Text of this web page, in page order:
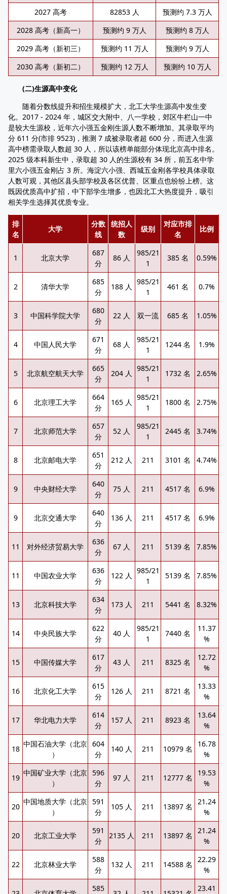
2027 高考
82853 人
预测约 7.3 万人
2028 高考（新高一）
预测约 9 万人
预测约 8 万人
2029 高考（新初三）
预测约 11 万人
预测约 9 万人
2030 高考（新初二）
预测约 12 万人 预测约 10 万人
(二)生源高中变化
随着分数线提升和招生规模扩大，北工大学生源高中发生变
化。2017 - 2024 年，城区交大附中、八一学校，郊区牛栏山一中
是较大生源校，近年六小强五金刚生源人数不断增加。其录取平均
分 611 分(市排 9523)，推测 7 成被录取者超 600 分，而进入生源
高中榜需录取人数超 30 人，所以该榜单能部分体现北京高中排名。
2025 级本科新生中，录取超 30 人的生源校有 34 所，前五名中学
里六小强五金刚占 3 所。海淀六小强、西城五金刚各学校具体录取
人数可观，其他区县头部学校及各区优普、区重点也纷纷上榜。这
既因优质高中扩招，中下部学生增多，也因北工大热度提升，吸引
相关学生选择其优质专业。
排
名
大学
分数
线
统招人
数
级别
对应市排
名
比例
1 北京大学
687
分
86 人
985/21
1
385 名 0.59%
2 清华大学
685
分
188 人
985/21
1
461 名 0.7%
3 中国科学院大学
680
分
22 人 双一流 685 名 1.05%
4 中国人民大学
671
分
68 人
985/21
1
1244 名 1.9%
5 北京航空航天大学
665
分
204 人
985/21
1
1732 名 2.65%
6 北京理工大学
664
分
165 人
985/21
1
1800 名 2.75%
7 北京师范大学
657
分
52 人
985/21
1
2445 名 3.74%
8 北京邮电大学
651
分
212 人 211 3101 名 4.74%
9 中央财经大学
640
分
75 人 211 4517 名 6.9%
9 北京交通大学
640
分
136 人 211 4517 名 6.9%
11 对外经济贸易大学
636
分
67 人 211 5139 名 7.85%
11 中国农业大学
636
分
122 人
985/21
1
5139 名 7.85%
13 北京科技大学
634
分
173 人 211 5441 名 8.32%
14 中央民族大学
622
分
40 人
985/21
1
7440 名
11.37
%
15 中国传媒大学
617
分
43 人 211 8325 名
12.72
%
16 北京化工大学
615
分
126 人 211 8721 名
13.33
%
17 华北电力大学
614
分
157 人 211 8923 名
13.64
%
18
中国石油大学（北京
）
604
分
140 人 211 10979 名
16.78
%
19
中国矿业大学（北京
）
596
分
97 人 211 12777 名
19.53
%
20
中国地质大学（北京
）
591
分
105 人 211 13897 名
21.24
%
20 北京工业大学
591
分
2135 人 211 13897 名
21.24
%
22 北京林业大学
588
分
132 人 211 14588 名
22.29
%
585 23.41